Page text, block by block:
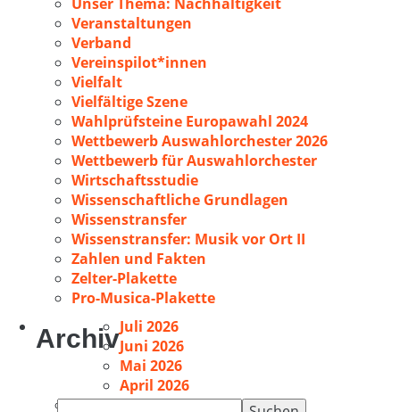
Suchen
Veranstaltungen
Verband
Vereinspilot*innen
Vielfalt
Vielfältige Szene
Wahlprüfsteine Europawahl 2024
Wettbewerb Auswahlorchester 2026
Wettbewerb für Auswahlorchester
Wirtschaftsstudie
Wissenschaftliche Grundlagen
Wissenstransfer
Wissenstransfer: Musik vor Ort II
Zahlen und Fakten
Zelter-Plakette
Pro-Musica-Plakette
ArchivJuli 2026
Juni 2026
Mai 2026
April 2026
Februar 2026